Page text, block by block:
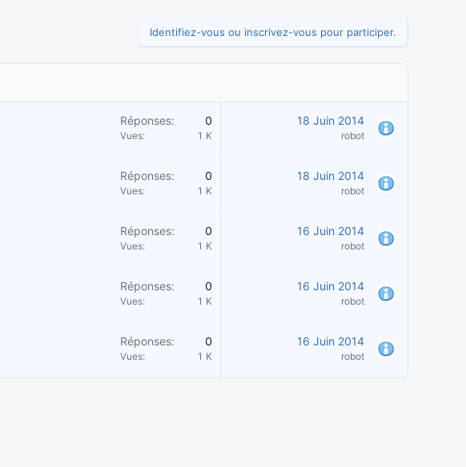
Identifiez-vous ou inscrivez-vous pour participer.
Réponses 0
Vues 1 K
18 Juin 2014
robot
Réponses 0
Vues 1 K
18 Juin 2014
robot
Réponses 0
Vues 1 K
16 Juin 2014
robot
Réponses 0
Vues 1 K
16 Juin 2014
robot
Réponses 0
Vues 1 K
16 Juin 2014
robot